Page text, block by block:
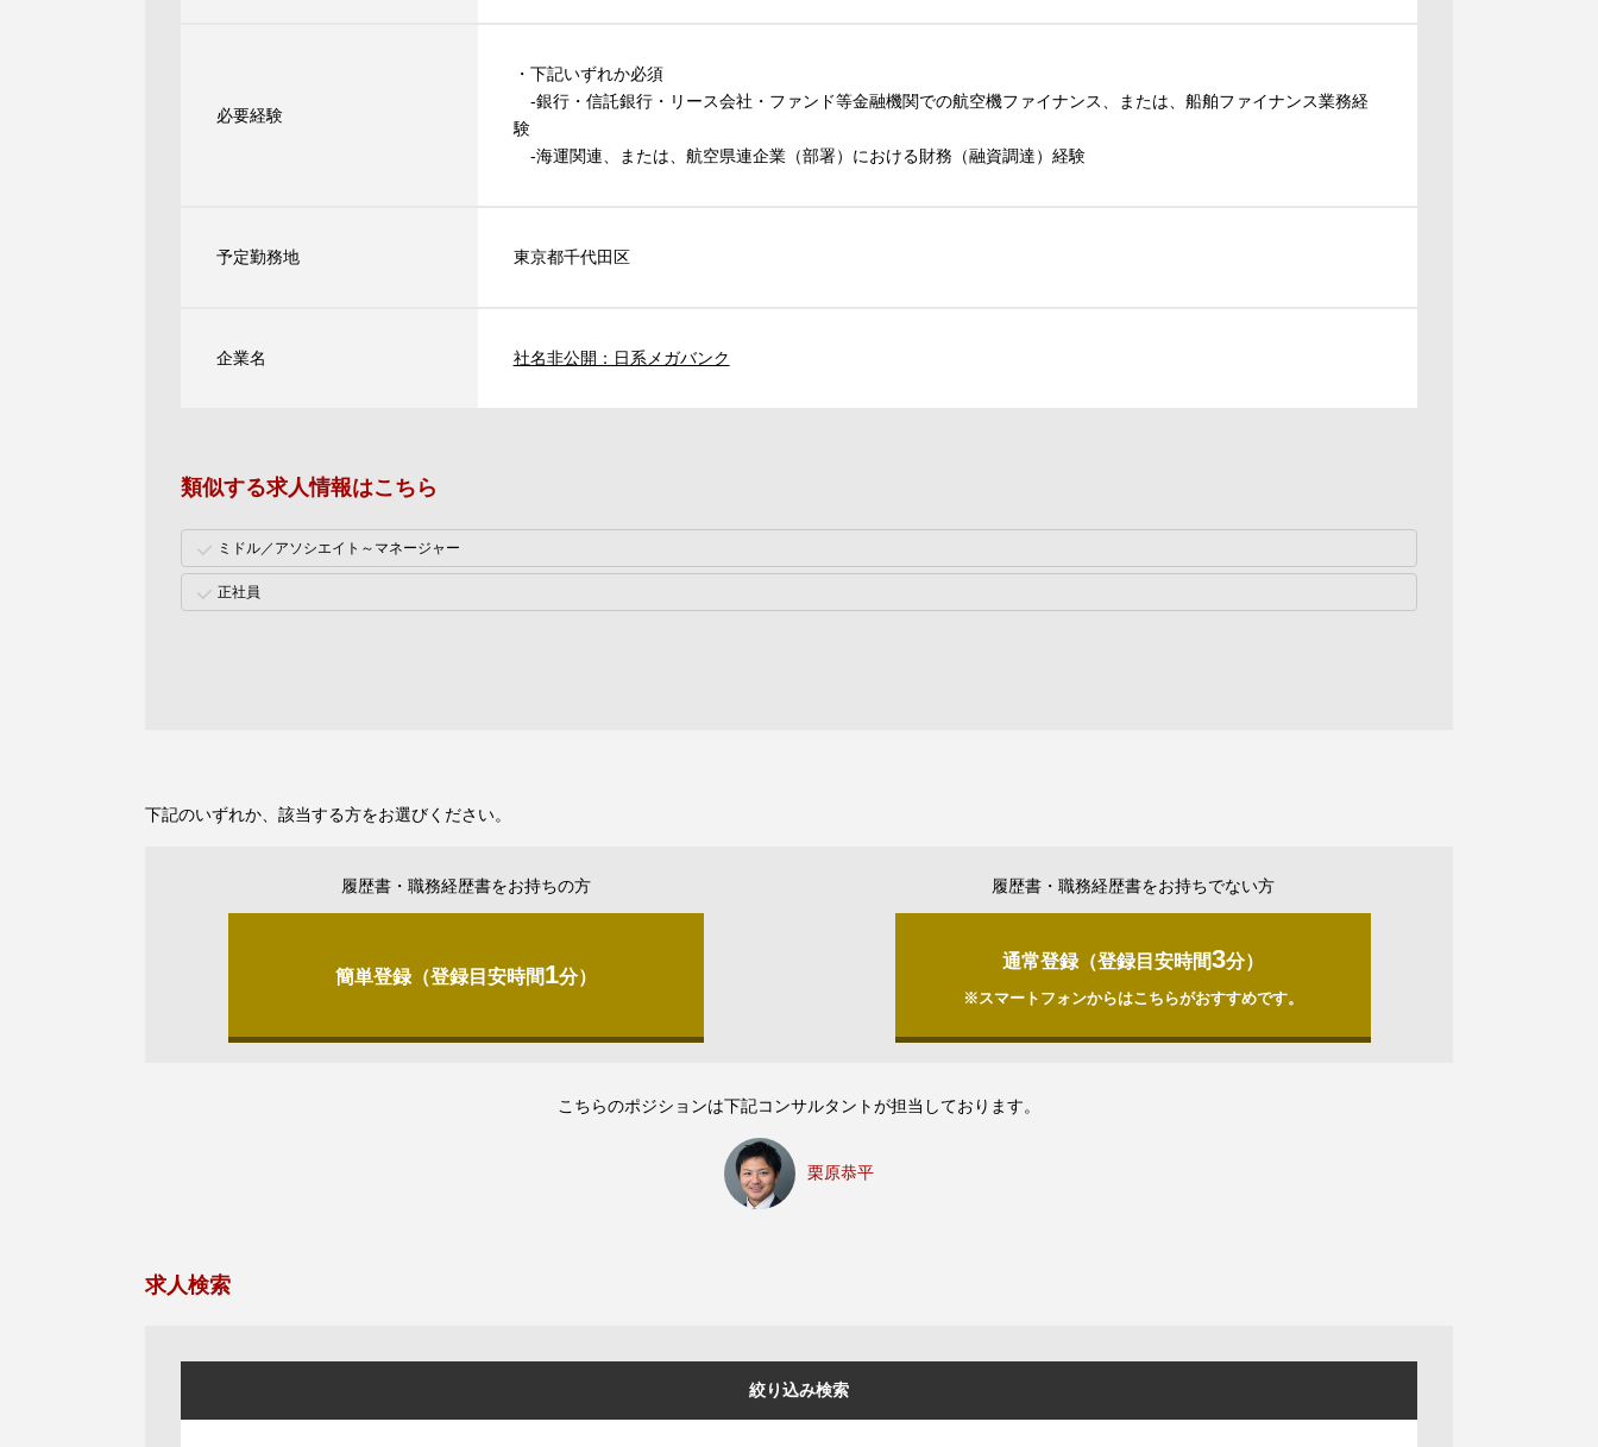
必要経験
・下記いずれか必須
-銀行・信託銀行・リース会社・ファンド等金融機関での航空機ファイナンス、または、船舶ファイナンス業務経
験
-海運関連、または、航空県連企業（部署）における財務（融資調達）経験
予定勤務地 東京都千代田区
企業名 社名非公開：日系メガバンク
類似する求人情報はこちら
ミドル／アソシエイト～マネージャー
正社員
下記のいずれか、該当する方をお選びください。
履歴書・職務経歴書をお持ちの方
簡単登録（登録目安時間1分）
履歴書・職務経歴書をお持ちでない方
通常登録（登録目安時間3分）
※スマートフォンからはこちらがおすすめです。
こちらのポジションは下記コンサルタントが担当しております。
栗原恭平
求人検索
絞り込み検索